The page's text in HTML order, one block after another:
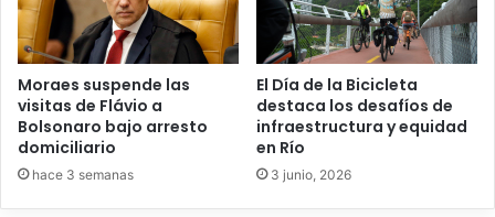
Moraes suspende las
visitas de Flávio a
Bolsonaro bajo arresto
domiciliario
hace 3 semanas
El Día de la Bicicleta
destaca los desafíos de
infraestructura y equidad
en Río
3 junio, 2026